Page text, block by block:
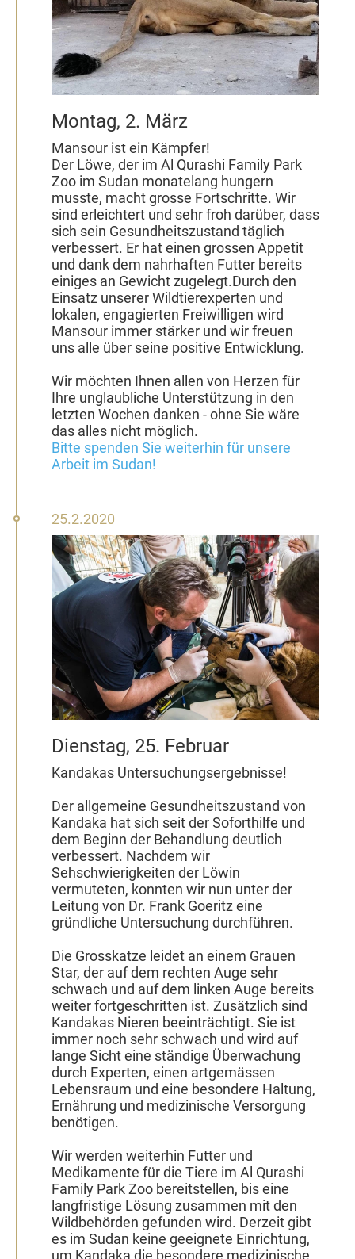
Montag, 2. März
Mansour ist ein Kämpfer!
Der Löwe, der im Al Qurashi Family Park
Zoo im Sudan monatelang hungern
musste, macht grosse Fortschritte. Wir
sind erleichtert und sehr froh darüber, dass
sich sein Gesundheitszustand täglich
verbessert. Er hat einen grossen Appetit
und dank dem nahrhaften Futter bereits
einiges an Gewicht zugelegt.Durch den
Einsatz unserer Wildtierexperten und
lokalen, engagierten Freiwilligen wird
Mansour immer stärker und wir freuen
uns alle über seine positive Entwicklung.
Wir möchten Ihnen allen von Herzen für
Ihre unglaubliche Unterstützung in den
letzten Wochen danken - ohne Sie wäre
das alles nicht möglich.
Bitte spenden Sie weiterhin für unsere
Arbeit im Sudan!
25.
Februar
2020
25.2.2020
Dienstag, 25. Februar
Kandakas Untersuchungsergebnisse!
Der allgemeine Gesundheitszustand von
Kandaka hat sich seit der Soforthilfe und
dem Beginn der Behandlung deutlich
verbessert. Nachdem wir
Sehschwierigkeiten der Löwin
vermuteten, konnten wir nun unter der
Leitung von Dr. Frank Goeritz eine
gründliche Untersuchung durchführen.
Die Grosskatze leidet an einem Grauen
Star, der auf dem rechten Auge sehr
schwach und auf dem linken Auge bereits
weiter fortgeschritten ist. Zusätzlich sind
Kandakas Nieren beeinträchtigt. Sie ist
immer noch sehr schwach und wird auf
lange Sicht eine ständige Überwachung
durch Experten, einen artgemässen
Lebensraum und eine besondere Haltung,
Ernährung und medizinische Versorgung
benötigen.
Wir werden weiterhin Futter und
Medikamente für die Tiere im Al Qurashi
Family Park Zoo bereitstellen, bis eine
langfristige Lösung zusammen mit den
Wildbehörden gefunden wird. Derzeit gibt
es im Sudan keine geeignete Einrichtung,